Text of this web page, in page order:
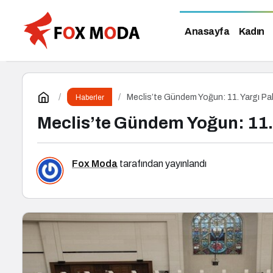
Anasayfa Kadın
Haberler Meclis’te Gündem Yoğun: 11. Yargı
Meclis’te Gündem Yoğun:
Fox Moda tarafından yayınlandı